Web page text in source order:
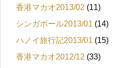
香港マカオ2013/02 (11)
シンガポール2013/01 (14)
ハノイ旅行記2013/01 (15)
香港マカオ2012/12 (33)